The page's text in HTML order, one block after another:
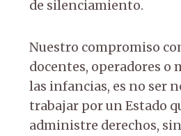
de silenciamiento.
Nuestro compromiso
docentes, operadores
las infancias, es no ser
trabajar por un Estado
administre derechos,